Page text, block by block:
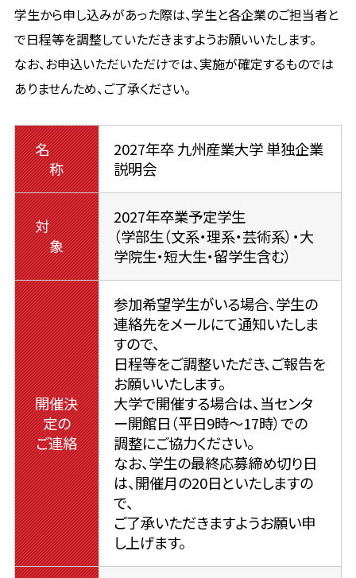
学生から申し込みがあった際は、学生と各企業のご担当者と
で日程等を調整していただきますようお願いいたします。
なお、お申込いただいただけでは、実施が確定するものでは
ありませんため、ご了承ください。
名
称
2027年卒 九州産業大学 単独企業
説明会
対
象
2027年卒業予定学生
（学部生（文系・理系・芸術系）・大
学院生・短大生・留学生含む）
開催決
定の
ご連絡
参加希望学生がいる場合、学生の
連絡先をメールにて通知いたしま
すので、
日程等をご調整いただき、ご報告を
お願いいたします。
大学で開催する場合は、当センタ
ー開館日（平日9時～17時）での
調整にご協力ください。
なお、学生の最終応募締め切り日
は、開催月の20日といたしますの
で、
ご了承いただきますようお願い申
し上げます。